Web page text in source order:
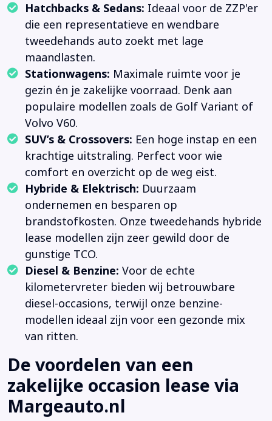
Hatchbacks & Sedans: Ideaal voor de ZZP'er
die een representatieve en wendbare
tweedehands auto zoekt met lage
maandlasten.
Stationwagens: Maximale ruimte voor je
gezin én je zakelijke voorraad. Denk aan
populaire modellen zoals de Golf Variant of
Volvo V60.
SUV’s & Crossovers: Een hoge instap en een
krachtige uitstraling. Perfect voor wie
comfort en overzicht op de weg eist.
Hybride & Elektrisch: Duurzaam
ondernemen en besparen op
brandstofkosten. Onze tweedehands hybride
lease modellen zijn zeer gewild door de
gunstige TCO.
Diesel & Benzine: Voor de echte
kilometervreter bieden wij betrouwbare
diesel-occasions, terwijl onze benzine-
modellen ideaal zijn voor een gezonde mix
van ritten.
De voordelen van een
zakelijke occasion lease via
Margeauto.nl